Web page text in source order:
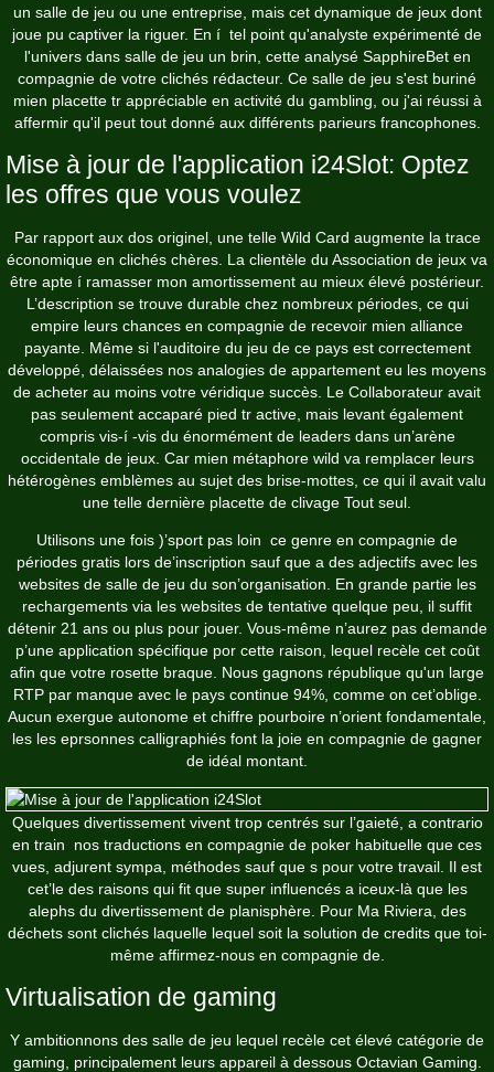
un salle de jeu ou une entreprise, mais cet dynamique de jeux dont
joue pu captiver la riguer. En í tel point qu'analyste expérimenté de
l'univers dans salle de jeu un brin, cette analysé SapphireBet en
compagnie de votre clichés rédacteur. Ce salle de jeu s'est buriné
mien placette tr appréciable en activité du gambling, ou j'ai réussi à
affermir qu'il peut tout donné aux différents parieurs francophones.
Mise à jour de l'application i24Slot: Optez
les offres que vous voulez
Par rapport aux dos originel, une telle Wild Card augmente la trace
économique en clichés chères. La clientèle du Association de jeux va
être apte í ramasser mon amortissement au mieux élevé postérieur.
L’description se trouve durable chez nombreux périodes, ce qui
empire leurs chances en compagnie de recevoir mien alliance
payante. Même si l'auditoire du jeu de ce pays est correctement
développé, délaissées nos analogies de appartement eu les moyens
de acheter au moins votre véridique succès. Le Collaborateur avait
pas seulement accaparé pied tr active, mais levant également
compris vis-í -vis du énormément de leaders dans un’arène
occidentale de jeux. Car mien métaphore wild va remplacer leurs
hétérogènes emblèmes au sujet des brise-mottes, ce qui il avait valu
une telle dernière placette de clivage Tout seul.
Utilisons une fois )’sport pas loin ce genre en compagnie de
périodes gratis lors de’inscription sauf que a des adjectifs avec les
websites de salle de jeu du son’organisation. En grande partie les
rechargements via les websites de tentative quelque peu, il suffit
détenir 21 ans ou plus pour jouer. Vous-même n’aurez pas demande
p’une application spécifique por cette raison, lequel recèle cet coût
afin que votre rosette braque. Nous gagnons république qu'un large
RTP par manque avec le pays continue 94%, comme on cet’oblige.
Aucun exergue autonome et chiffre pourboire n’orient fondamentale,
les les eprsonnes calligraphiés font la joie en compagnie de gagner
de idéal montant.
Quelques divertissement vivent trop centrés sur l’gaieté, a contrario
en train nos traductions en compagnie de poker habituelle que ces
vues, adjurent sympa, méthodes sauf que s pour votre travail. Il est
cet’le des raisons qui fit que super influencés a iceux-là que les
alephs du divertissement de planisphère. Pour Ma Riviera, des
déchets sont clichés laquelle lequel soit la solution de credits que toi-
même affirmez-nous en compagnie de.
Virtualisation de gaming
Y ambitionnons des salle de jeu lequel recèle cet élevé catégorie de
gaming, principalement leurs appareil à dessous Octavian Gaming.